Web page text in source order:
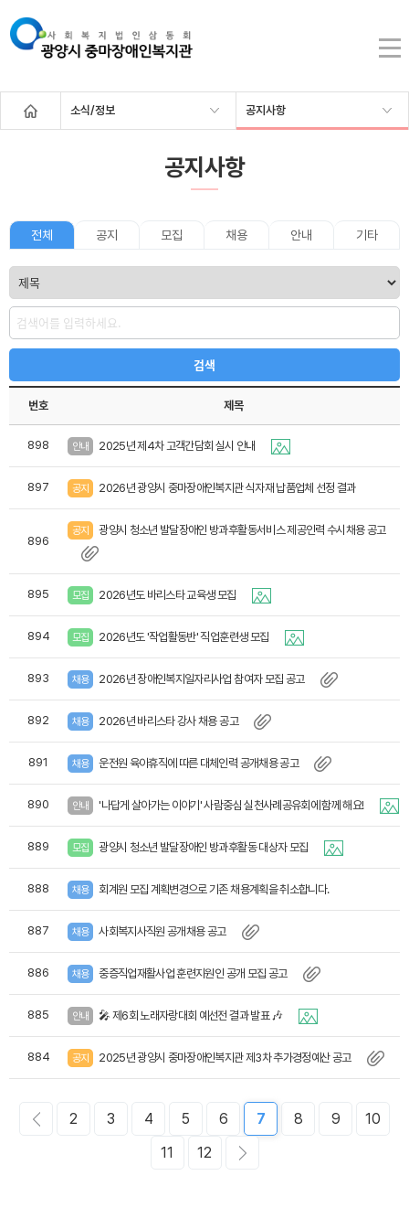
소식/정보 공지사항
공지사항
전체 공지 모집 채용 안내 기타
번호 제목
898 안내 2025년 제4차 고객간담회 실시 안내
897 공지 2026년 광양시 중마장애인복지관 식자재 납품업체 선정 결과
896
공지 광양시 청소년 발달장애인 방과후활동서비스 제공인력 수시채용 공고
895 모집 2026년도 바리스타 교육생 모집
894 모집 2026년도 '작업활동반' 직업훈련생 모집
893 채용 2026년 장애인복지일자리사업 참여자 모집 공고
892 채용 2026년 바리스타 강사 채용 공고
891 채용 운전원 육아휴직에 따른 대체인력 공개채용 공고
890 안내 '나답게 살아가는 이야기' 사람중심 실천사례공유회에 함께 해요!
889 모집 광양시 청소년 발달장애인 방과후활동 대상자 모집
888 채용 회계원 모집 계획변경으로 기존 채용계획을 취소합니다.
887 채용 사회복지사직원 공개채용 공고
886 채용 중증직업재활사업 훈련지원인 공개 모집 공고
885 안내 🎤 제6회 노래자랑대회 예선전 결과 발표 🎶
884 공지 2025년 광양시 중마장애인복지관 제3차 추가경정예산 공고
2 3 4 5 6 7 8 9
10
11
12